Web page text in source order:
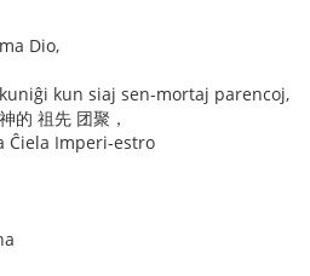
Dio,
kun siaj sen-mortaj parencoj,
的 祖先 团聚，
Ĉiela Imperi-estro